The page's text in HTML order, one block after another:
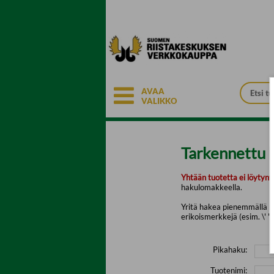
AVAA
VALIKKO
Tarkennettu
Yhtään tuotetta ei löytynyt.
hakulomakkeella.
Yritä hakea pienemmällä
erikoismerkkejä (esim. \' "
Pikahaku:
Tuotenimi: